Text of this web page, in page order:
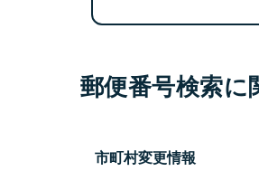
郵便番号検索に
市町村変更情報